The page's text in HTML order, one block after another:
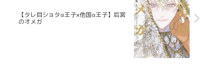
【タレ目ショタα王子×他国α王子】后宮
のオメガ